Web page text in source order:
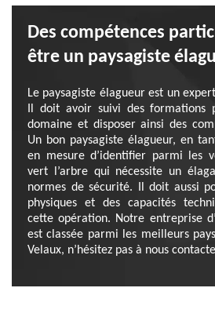
Des compétences
être un paysagiste
Le paysagiste élagueur est un
Il doit avoir suivi des formations
domaine et disposer ainsi des
Un bon paysagiste élagueur, en
en mesure d’identifier parmi les
vert l’arbre qui nécessite un
normes de sécurité. Il doit aussi
physiques et des capacités
cette opération. Notre entreprise
est classée parmi les meilleurs
Velaux, n’hésitez pas à nous